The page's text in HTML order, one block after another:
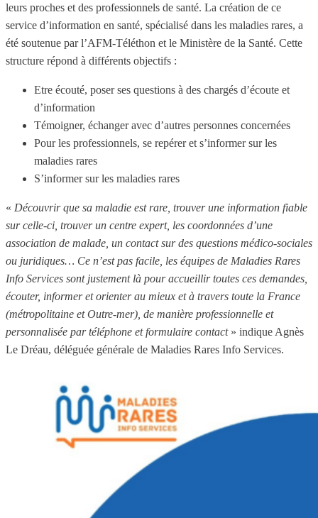
leurs proches et des professionnels de santé. La création de ce
service d’information en santé, spécialisé dans les maladies rares, a
été soutenue par l’AFM-Téléthon et le Ministère de la Santé. Cette
structure répond à différents objectifs :
Etre écouté, poser ses questions à des chargés d’écoute et
d’information
Témoigner, échanger avec d’autres personnes concernées
Pour les professionnels, se repérer et s’informer sur les
maladies rares
S’informer sur les maladies rares
« Découvrir que sa maladie est rare, trouver une information fiable
sur celle-ci, trouver un centre expert, les coordonnées d’une
association de malade, un contact sur des questions médico-sociales
ou juridiques… Ce n’est pas facile, les équipes de Maladies Rares
Info Services sont justement là pour accueillir toutes ces demandes,
écouter, informer et orienter au mieux et à travers toute la France
(métropolitaine et Outre-mer), de manière professionnelle et
personnalisée par téléphone et formulaire contact» indique Agnès
Le Dréau, déléguée générale de Maladies Rares Info Services.